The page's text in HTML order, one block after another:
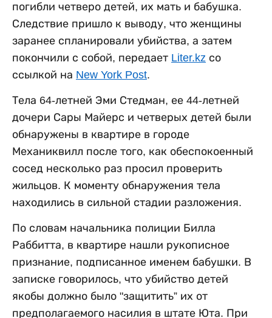
погибли четверо детей, их мать и бабушка.
Следствие пришло к выводу, что женщины
заранее спланировали убийства, а затем
покончили с собой, передает Liter.kz со
ссылкой на New York Post.
Тела 64-летней Эми Стедман, ее 44-летней
дочери Сары Майерс и четверых детей были
обнаружены в квартире в городе
Механиквилл после того, как обеспокоенный
сосед несколько раз просил проверить
жильцов. К моменту обнаружения тела
находились в сильной стадии разложения.
По словам начальника полиции Билла
Раббитта, в квартире нашли рукописное
признание, подписанное именем бабушки. В
записке говорилось, что убийство детей
якобы должно было "защитить” их от
предполагаемого насилия в штате Юта. При